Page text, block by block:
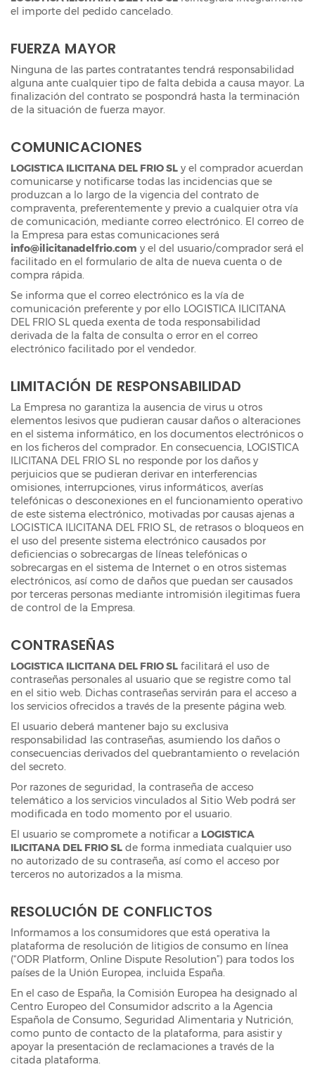
el importe del pedido cancelado.
FUERZA MAYOR
Ninguna de las partes contratantes tendrá responsabilidad
alguna ante cualquier tipo de falta debida a causa mayor. La
finalización del contrato se pospondrá hasta la terminación
de la situación de fuerza mayor.
COMUNICACIONES
LOGISTICA ILICITANA DEL FRIO SL y el comprador acuerdan
comunicarse y notificarse todas las incidencias que se
produzcan a lo largo de la vigencia del contrato de
compraventa, preferentemente y previo a cualquier otra vía
de comunicación, mediante correo electrónico. El correo de
la Empresa para estas comunicaciones será
info@ilicitanadelfrio.com y el del usuario/comprador será el
facilitado en el formulario de alta de nueva cuenta o de
compra rápida.
Se informa que el correo electrónico es la vía de
comunicación preferente y por ello LOGISTICA ILICITANA
DEL FRIO SL queda exenta de toda responsabilidad
derivada de la falta de consulta o error en el correo
electrónico facilitado por el vendedor.
LIMITACIÓN DE RESPONSABILIDAD
La Empresa no garantiza la ausencia de virus u otros
elementos lesivos que pudieran causar daños o alteraciones
en el sistema informático, en los documentos electrónicos o
en los ficheros del comprador. En consecuencia, LOGISTICA
ILICITANA DEL FRIO SL no responde por los daños y
perjuicios que se pudieran derivar en interferencias
omisiones, interrupciones, virus informáticos, averías
telefónicas o desconexiones en el funcionamiento operativo
de este sistema electrónico, motivadas por causas ajenas a
LOGISTICA ILICITANA DEL FRIO SL, de retrasos o bloqueos en
el uso del presente sistema electrónico causados por
deficiencias o sobrecargas de líneas telefónicas o
sobrecargas en el sistema de Internet o en otros sistemas
electrónicos, así como de daños que puedan ser causados
por terceras personas mediante intromisión ilegitimas fuera
de control de la Empresa.
CONTRASEÑAS
LOGISTICA ILICITANA DEL FRIO SL facilitará el uso de
contraseñas personales al usuario que se registre como tal
en el sitio web. Dichas contraseñas servirán para el acceso a
los servicios ofrecidos a través de la presente página web.
El usuario deberá mantener bajo su exclusiva
responsabilidad las contraseñas, asumiendo los daños o
consecuencias derivados del quebrantamiento o revelación
del secreto.
Por razones de seguridad, la contraseña de acceso
telemático a los servicios vinculados al Sitio Web podrá ser
modificada en todo momento por el usuario.
El usuario se compromete a notificar a LOGISTICA
ILICITANA DEL FRIO SL de forma inmediata cualquier uso
no autorizado de su contraseña, así como el acceso por
terceros no autorizados a la misma.
RESOLUCIÓN DE CONFLICTOS
Informamos a los consumidores que está operativa la
plataforma de resolución de litigios de consumo en línea
(“ODR Platform, Online Dispute Resolution”) para todos los
países de la Unión Europea, incluida España.
En el caso de España, la Comisión Europea ha designado al
Centro Europeo del Consumidor adscrito a la Agencia
Española de Consumo, Seguridad Alimentaria y Nutrición,
como punto de contacto de la plataforma, para asistir y
apoyar la presentación de reclamaciones a través de la
citada plataforma.